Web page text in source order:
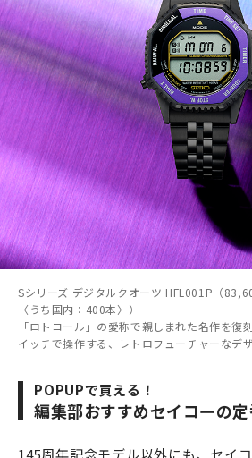
Sシリーズ デジタルクオーツ HFL001P（
〈うち国内：400本〉）
「ロトコール」の愛称で親しまれた名作を復
イッチで操作する、レトロフューチャーなデ
POPUPで買える！
編集部おすすめセイコーの